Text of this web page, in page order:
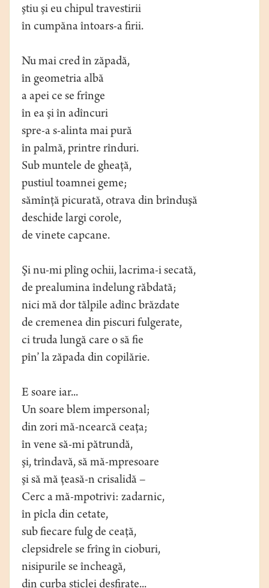
ştiu şi eu chipul travestirii
în cumpăna întoars-a firii.
Nu mai cred în zăpadă,
în geometria albă
a apei ce se frînge
în ea şi în adîncuri
spre-a s-alinta mai pură
în palmă, printre rînduri.
Sub muntele de gheaţă,
pustiul toamnei geme;
sămînţă picurată, otrava din brînduşă
deschide largi corole,
de vinete capcane.
Şi nu-mi plîng ochii, lacrima-i secată,
de prealumina îndelung răbdată;
nici mă dor tălpile adînc brăzdate
de cremenea din piscuri fulgerate,
ci truda lungă care o să fie
pîn’ la zăpada din copilărie.
E soare iar...
Un soare blem impersonal;
din zori mă-ncearcă ceaţa;
în vene să-mi pătrundă,
şi, trîndavă, să mă-mpresoare
şi să mă ţeasă-n crisalidă –
Cerc a mă-mpotrivi: zadarnic,
în pîcla din cetate,
sub fiecare fulg de ceaţă,
clepsidrele se frîng în cioburi,
nisipurile se încheagă,